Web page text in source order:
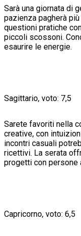
Sarà una giornata di
pazienza pagherà
questioni pratiche
piccoli scossoni.
esaurire le energie.
Sagittario, voto: 7,5
Sarete favoriti nella
creative, con
incontri casuali
ricettivi. La serata
progetti con persone
Capricorno, voto: 6,5